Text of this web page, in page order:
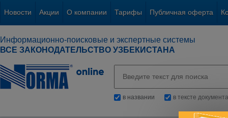
Новости Акции О компании Тарифы Публичная оферта
Информационно-поисковые и экспертные системы
ВСЕ ЗАКОНОДАТЕЛЬСТВО УЗБЕКИСТАНА
в названии в тексте документа